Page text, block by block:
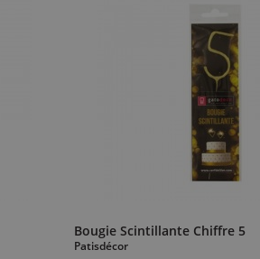
Bougie Scintillante Chiffre 5
Patisdécor